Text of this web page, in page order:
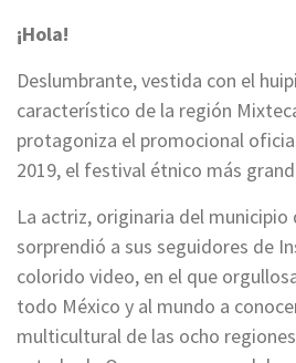
¡Hola!
Deslumbrante, vestida con el
característico de la región
protagoniza el promocional
2019, el festival étnico más
La actriz, originaria del municipio
sorprendió a sus seguidores de
colorido video, en el que
todo México y al mundo a
multicultural de las ocho